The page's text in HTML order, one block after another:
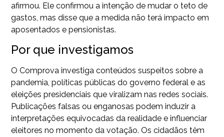
afirmou. Ele confirmou a intenção de mudar o teto de
gastos, mas disse que a medida não terá impacto em
aposentados e pensionistas.
Por que investigamos
O Comprova investiga conteúdos suspeitos sobre a
pandemia, políticas públicas do governo federal e as
eleições presidenciais que viralizam nas redes sociais.
Publicações falsas ou enganosas podem induzir a
interpretações equivocadas da realidade e influenciar
eleitores no momento da votação. Os cidadãos têm